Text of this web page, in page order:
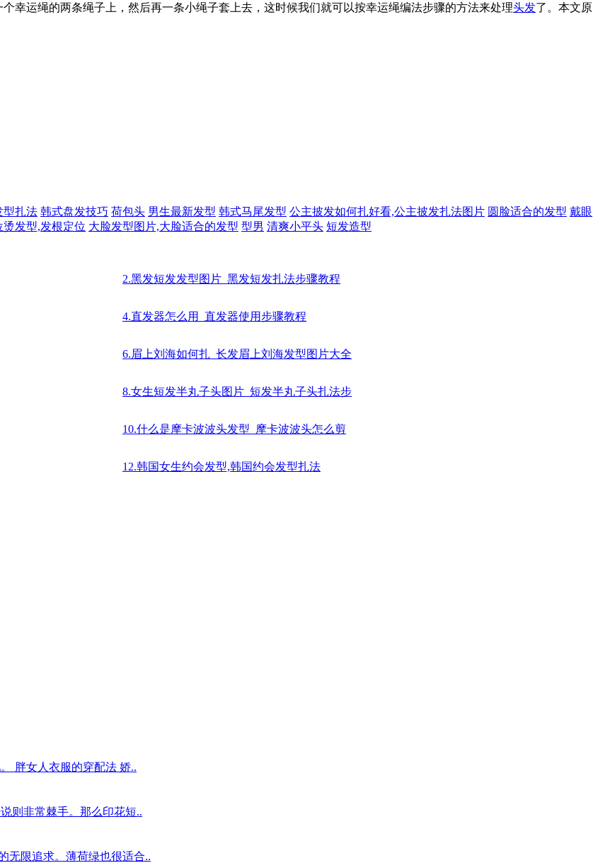
幸运绳的两条绳子上，然后再一条小绳子套上去，这时候我们就可以按幸运绳编法步骤的方法来处理头发了。本文原
型扎法 韩式盘发技巧 荷包头 男生最新发型 韩式马尾发型 公主披发如何扎好看,公主披发扎法图片 圆脸适合的发型 戴眼
发型,发根定位 大脸发型图片,大脸适合的发型 型男 清爽小平头 短发造型
2.黑发短发发型图片_黑发短发扎法步骤教程
4.直发器怎么用_直发器使用步骤教程
6.眉上刘海如何扎_长发眉上刘海发型图片大全
8.女生短发半丸子头图片_短发半丸子头扎法步
10.什么是摩卡波波头发型_摩卡波波头怎么剪
12.韩国女生约会发型,韩国约会发型扎法
胖女人衣服的穿配法 娇..
则非常棘手。那么印花短..
无限追求。薄荷绿也很适合..